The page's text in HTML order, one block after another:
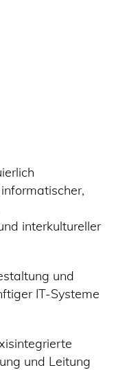
interkultureller
und
IT-Systeme
und Leitung